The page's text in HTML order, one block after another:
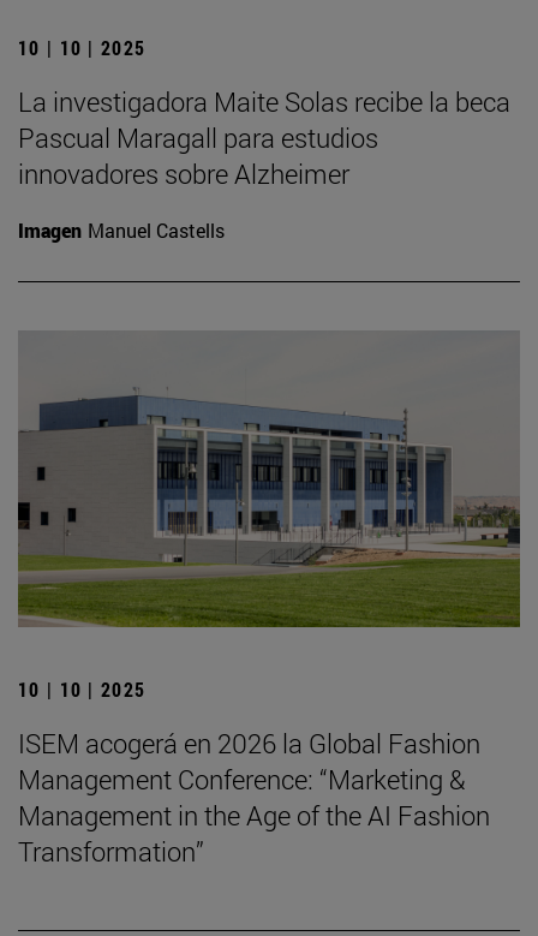
10 | 10 | 2025
La investigadora Maite Solas recibe la beca
Pascual Maragall para estudios
innovadores sobre Alzheimer
Imagen Manuel Castells
10 | 10 | 2025
ISEM acogerá en 2026 la Global Fashion
Management Conference: “Marketing &
Management in the Age of the AI Fashion
Transformation”